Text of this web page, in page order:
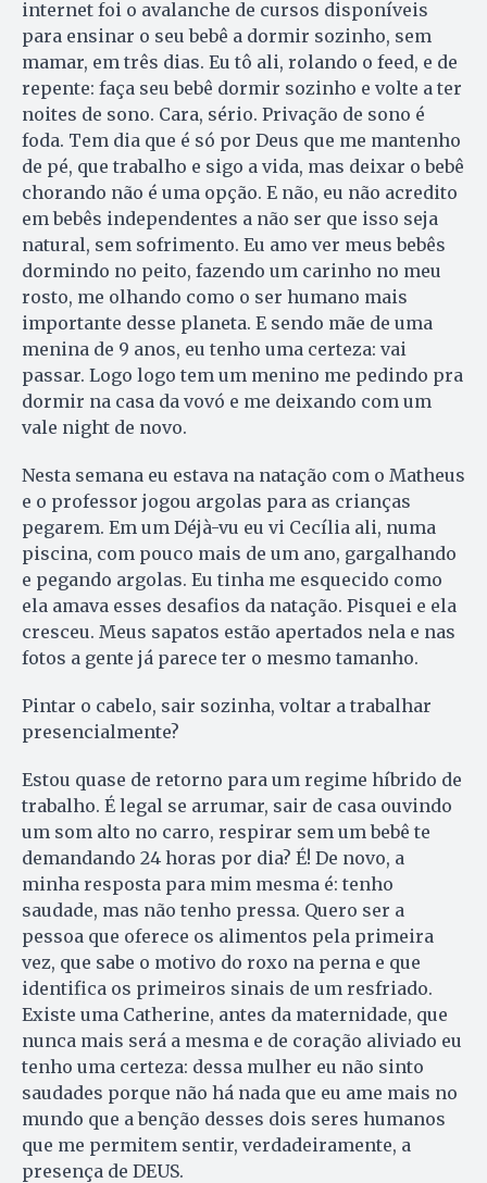
internet foi o avalanche de cursos disponíveis
para ensinar o seu bebê a dormir sozinho, sem
mamar, em três dias. Eu tô ali, rolando o feed, e de
repente: faça seu bebê dormir sozinho e volte a ter
noites de sono. Cara, sério. Privação de sono é
foda. Tem dia que é só por Deus que me mantenho
de pé, que trabalho e sigo a vida, mas deixar o bebê
chorando não é uma opção. E não, eu não acredito
em bebês independentes a não ser que isso seja
natural, sem sofrimento. Eu amo ver meus bebês
dormindo no peito, fazendo um carinho no meu
rosto, me olhando como o ser humano mais
importante desse planeta. E sendo mãe de uma
menina de 9 anos, eu tenho uma certeza: vai
passar. Logo logo tem um menino me pedindo pra
dormir na casa da vovó e me deixando com um
vale night de novo.
Nesta semana eu estava na natação com o Matheus
e o professor jogou argolas para as crianças
pegarem. Em um Déjà-vu eu vi Cecília ali, numa
piscina, com pouco mais de um ano, gargalhando
e pegando argolas. Eu tinha me esquecido como
ela amava esses desafios da natação. Pisquei e ela
cresceu. Meus sapatos estão apertados nela e nas
fotos a gente já parece ter o mesmo tamanho.
Pintar o cabelo, sair sozinha, voltar a trabalhar
presencialmente?
Estou quase de retorno para um regime híbrido de
trabalho. É legal se arrumar, sair de casa ouvindo
um som alto no carro, respirar sem um bebê te
demandando 24 horas por dia? É! De novo, a
minha resposta para mim mesma é: tenho
saudade, mas não tenho pressa. Quero ser a
pessoa que oferece os alimentos pela primeira
vez, que sabe o motivo do roxo na perna e que
identifica os primeiros sinais de um resfriado.
Existe uma Catherine, antes da maternidade, que
nunca mais será a mesma e de coração aliviado eu
tenho uma certeza: dessa mulher eu não sinto
saudades porque não há nada que eu ame mais no
mundo que a benção desses dois seres humanos
que me permitem sentir, verdadeiramente, a
presença de DEUS.